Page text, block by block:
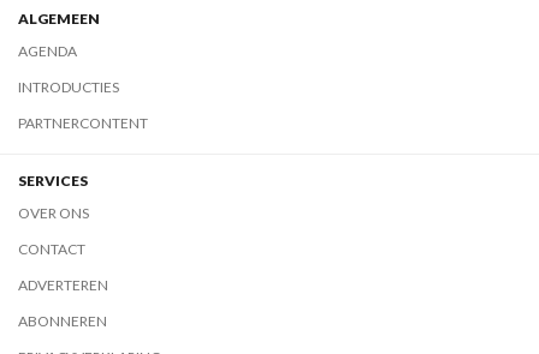
ALGEMEEN
AGENDA
INTRODUCTIES
PARTNERCONTENT
SERVICES
OVER ONS
CONTACT
ADVERTEREN
ABONNEREN